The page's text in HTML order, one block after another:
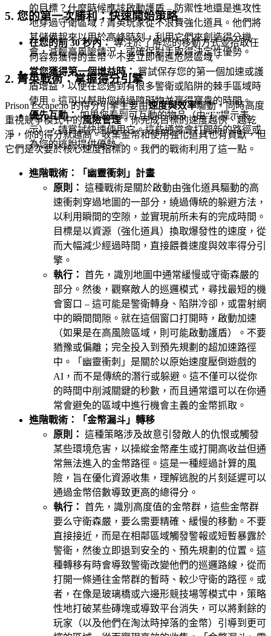
5. 您的第一次勝利：快速開始策略
在您的前 30 秒內：專注於了解您的移動方式並拾取任
何容易獲得的金幣。不要立即衝進危險區域。
當您獲得第一個增益時：嘗試保存您的第一個加速或護
盾增益，以便在您遇到有很多警衛或陷阱的棘手區域時
使用。這可以幫助您繞過障礙物並贏得寶貴的時間。
優先互動：如果您看到可互動的物品（由“E”提示表
示），請嘗試快速使用它。這些通常會打開新的路徑或
為您的逃脫提供優勢。
的目標？什麼時候應該啟動護盾 – 防禦性地還是進攻性
地穿過守衛區域？菁英玩家從不浪費強化道具。他們將
其儲備起來以用於高峰時刻，利用它們來創造得分機
會，減輕高風險情況，或確保對手取得決定性優勢。
2. 菁英戰術：掌握得分引擎
Prison Escape.io 的得分引擎主要由速度與效率驅動，同時高度
重視競爭模式中的風險管理。你完成目標的速度越快、越乾
淨，你的得分就越高。收集金幣和使用強化道具也有貢獻，但
它們是次要於核心速度指標的。我們的戰術利用了這一點。
進階戰術：「幽靈衝刺」計畫
原則： 這種戰術是關於啟動由強化道具驅動的高
速衝刺穿過地圖的一部分，繞過傳統的躲避方法，
以利用瞬間的空隙，並實現前所未有的完成時間。
目標是以資源（強化道具）換取爆發性的速度，從
而大幅減少經過時間，直接餵養速度與效率得分引
擎。
執行： 首先，識別地圖中通常緩慢或守衛森嚴的
部分。然後，觀察敵人的巡邏模式，尋找最短的機
會窗口 – 這可能是警衛轉身、陷阱冷卻，或雷射網
中的瞬間間隙。就在這個窗口打開時，啟動加速
（如果是在高風險區域，則可能啟動護盾）。不要
猶豫或偏離；完全投入到預先規劃的超加速路徑
中。「幽靈衝刺」是關於以原始速度壓倒遊戲的
AI，而不是傳統的潛行或躲避。這不僅可以從你
的時間中削減關鍵的秒數，而且通常還可以在你通
常會避免的區域中進行機會主義的金幣抓取。
進階戰術：「金幣漏斗」轉移
原則： 這種策略涉及故意引發敵人的仇恨或觸發
某些環境危害，以操縱金幣產生或打開高收益但通
常無法進入的金幣路徑。這是一種經過計算的風
險，旨在優化資源收集，理解逃脫的片刻延遲可以
通過金幣倍數導致更高的總得分。
執行： 首先，識別高度值的金幣群，這些金幣群
要么守衛森嚴，要么需要精確、緩慢的移動。不要
直接接近，而是在相鄰區域觸發警報或短暫暴露於
警衛，然後立即退到安全的、預先規劃的位置。這
種轉移有時會導致警衛改變他們的巡邏路線，從而
打開一條通往金幣群的暫時、較少守衛的路徑。或
者，在像是玻璃橋或六邊形競技場等模式中，策略
性地打破某些磚塊或導致平台消失，可以將剩餘的
玩家（以及他們在淘汰時掉落的金幣）引導到更可